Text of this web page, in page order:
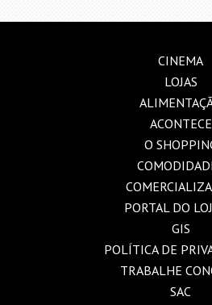
CINEMA
LOJAS
ACONTECE
O
PORTAL DO
GIS
POLÍTICA DE
TRABALHE
SAC